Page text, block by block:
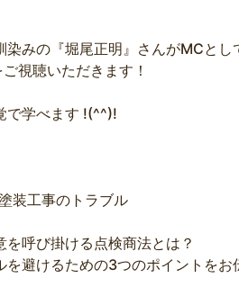
みの『堀尾正明』さんがMCとし
視聴いただきます！
で学べます !(^^)!
装工事のトラブル
呼び掛ける点検商法とは？
を避けるための3つのポイントを